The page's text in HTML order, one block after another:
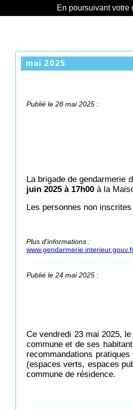
En poursuivant
mai 2025
Publié le 28 mai 2025 :
La brigade de gendarmerie
juin 2025 à 17h00 à la
Les personnes non
Plus d'informations :
Publié le 24 mai 2025 :
Ce vendredi 23 mai 2025,
commune et de ses
recommandations
(espaces verts, espaces
commune de résidence.